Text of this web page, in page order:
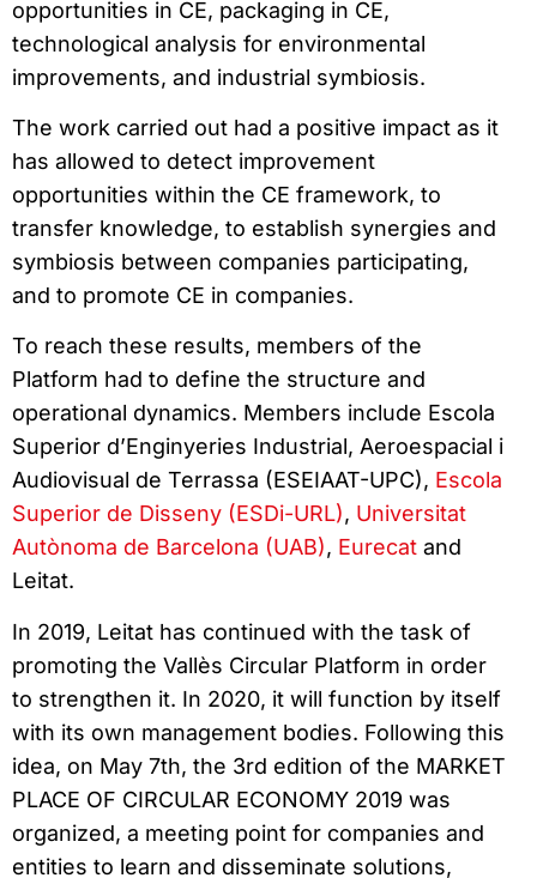
opportunities in CE, packaging in CE,
technological analysis for environmental
improvements, and industrial symbiosis.
The work carried out had a positive impact as it
has allowed to detect improvement
opportunities within the CE framework, to
transfer knowledge, to establish synergies and
symbiosis between companies participating,
and to promote CE in companies.
To reach these results, members of the
Platform had to define the structure and
operational dynamics. Members include Escola
Superior d’Enginyeries Industrial, Aeroespacial i
Audiovisual de Terrassa (ESEIAAT-UPC), Escola
Superior de Disseny (ESDi-URL), Universitat
Autònoma de Barcelona (UAB), Eurecat and
Leitat.
In 2019, Leitat has continued with the task of
promoting the Vallès Circular Platform in order
to strengthen it. In 2020, it will function by itself
with its own management bodies. Following this
idea, on May 7th, the 3rd edition of the MARKET
PLACE OF CIRCULAR ECONOMY 2019 was
organized, a meeting point for companies and
entities to learn and disseminate solutions,